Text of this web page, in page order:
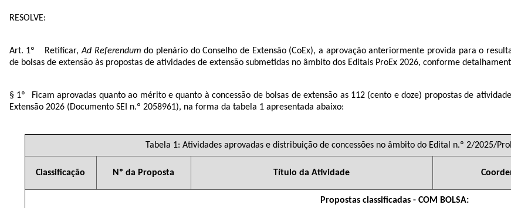
RESOLVE:
Retificar,Ad Referendum do plenário do Conselho de Extensão (CoEx), a aprovação anteriormente provida para o
de bolsas de extensão às propostas de atividades de extensão submetidas no âmbito dos Editais ProEx 2026, conforme
Ficam aprovadas quanto ao mérito e quanto à concessão de bolsas de extensão as 112 (cento e doze) propostas de
Extensão 2026 (Documento SEI n.º 2058961), na forma da tabela 1 apresentada abaixo:
Tabela 1: Atividades aprovadas e distribuição de concessões no âmbito do Edital n.º 2/2025/
Classificação Nº da Proposta Título da Atividade
Propostas classificadas - COM BOLSA: